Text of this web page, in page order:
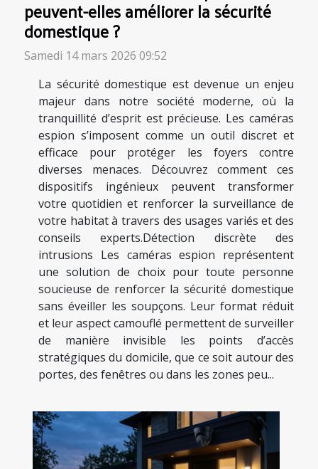
peuvent-elles améliorer la sécurité
domestique ?
Samedi 14 mars 2026 09:52
La sécurité domestique est devenue un enjeu
majeur dans notre société moderne, où la
tranquillité d’esprit est précieuse. Les caméras
espion s’imposent comme un outil discret et
efficace pour protéger les foyers contre
diverses menaces. Découvrez comment ces
dispositifs ingénieux peuvent transformer
votre quotidien et renforcer la surveillance de
votre habitat à travers des usages variés et des
conseils experts.Détection discrète des
intrusions Les caméras espion représentent
une solution de choix pour toute personne
soucieuse de renforcer la sécurité domestique
sans éveiller les soupçons. Leur format réduit
et leur aspect camouflé permettent de surveiller
de manière invisible les points d’accès
stratégiques du domicile, que ce soit autour des
portes, des fenêtres ou dans les zones peu...